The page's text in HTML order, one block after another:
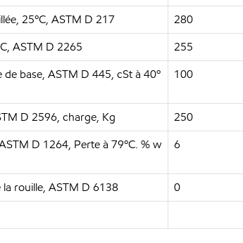
25ºC, ASTM D 217
280
ASTM D 2265
255
de base, ASTM D 445, cSt à 40º
100
D 2596, charge, Kg 250
D 1264, Perte à 79ºC. % w
6
rouille, ASTM D 6138 0